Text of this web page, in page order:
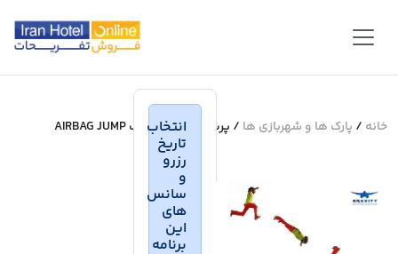
خانه / پارک ها و شهربازی ها / پرش آزاد روی تشک AIRBAG JUMP
انتخاب
تاریخ
رزرو
و
سانس
های
این
برنامه